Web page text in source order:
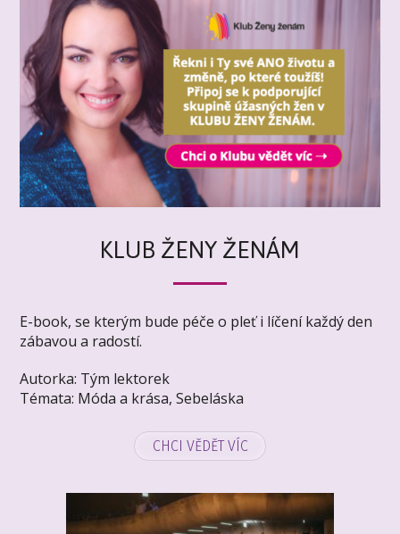
KLUB ŽENY ŽENÁM
E-book, se kterým bude péče o pleť i líčení každý den
zábavou a radostí.
Autorka: Tým lektorek
Témata: Móda a krása,Sebeláska
CHCI VĚDĚT VÍC